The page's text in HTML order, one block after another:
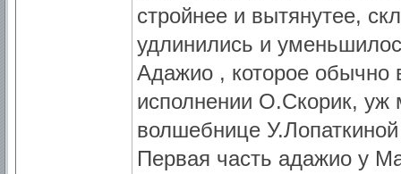
стройнее и вытянутее,
удлинились и
Адажио , которое обычно
исполнении О.Скорик, уж
волшебнице
Первая часть адажио у